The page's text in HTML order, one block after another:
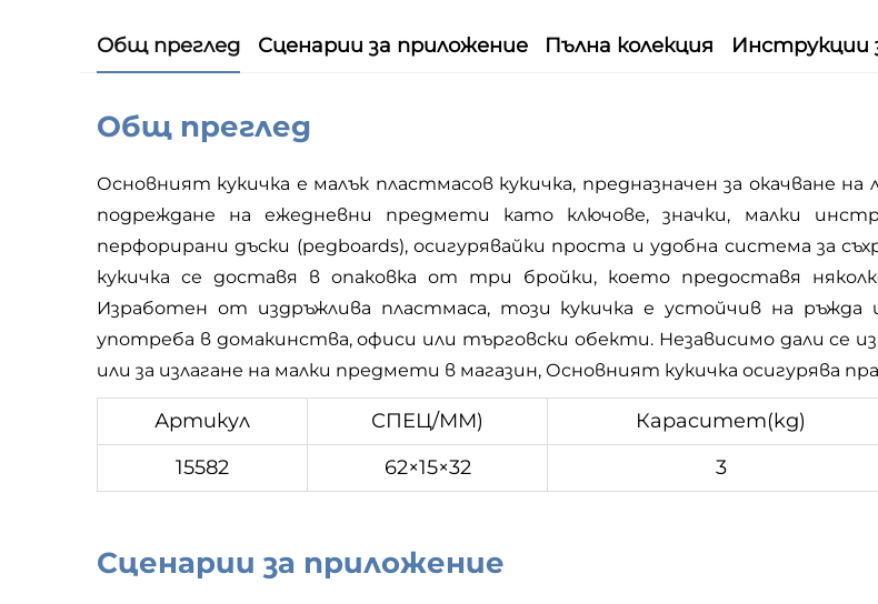
Общ преглед Сценарии за приложение Пълна колекция Инструкции
Общ преглед
Основният кукичка е малък пластмасов кукичка, предназначен за окачване
подреждане на ежедневни предмети като ключове, значки, малки
перфорирани дъски (pegboards), осигурявайки проста и удобна система за
кукичка се доставя в опаковка от три бройки, което предоставя
Изработен от издръжлива пластмаса, този кукичка е устойчив на
употреба в домакинства, офиси или търговски обекти. Независимо дали се
или за излагане на малки предмети в магазин, Основният кукичка осигурява
Артикул СПЕЦ/ММ) Кapacитeт(kg)
15582
62×15×32 3
Сценарии за приложение